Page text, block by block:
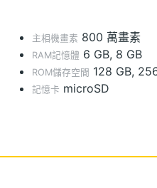
主相機畫素 800 萬畫素
RAM記憶體 6 GB, 8 GB
ROM儲存空間 128 GB,
記憶卡 microSD